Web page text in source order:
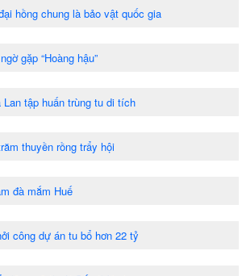
hồng chung là bảo vật quốc gia
gặp “Hoàng hậu”
tập huấn trùng tu di tích
thuyền rồng trẩy hội
đà mắm Huế
công dự án tu bổ hơn 22 tỷ